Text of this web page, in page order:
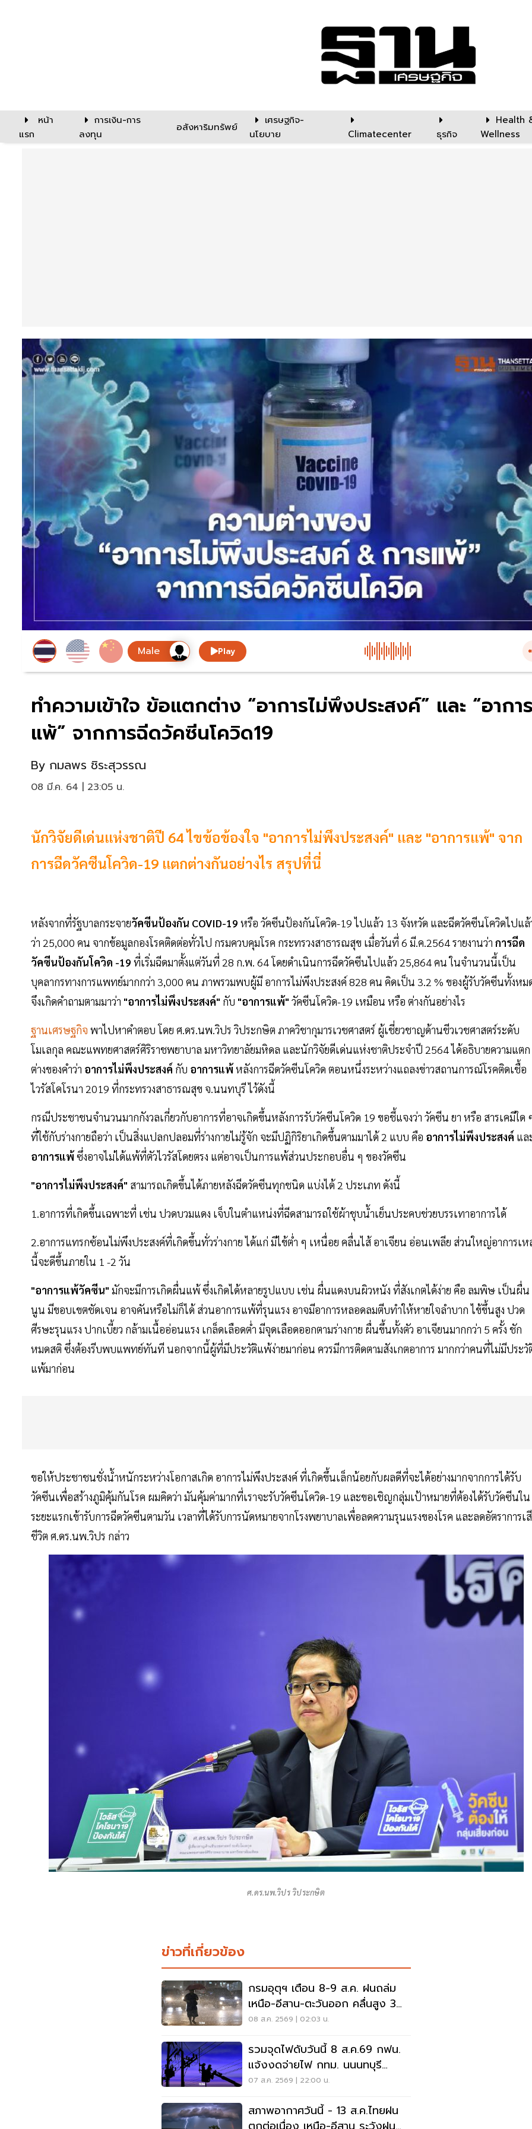
หน้า
แรก
การเงิน-การ
ลงทุน
อสังหาริมทรัพย์
เศรษฐกิจ-
นโยบาย
Climatecenter ธุรกิจ
Health
Wellness
Play
ทำความเข้าใจ ข้อแตกต่าง “อาการไม่พึงประสงค์” และ “อากา
แพ้” จากการฉีดวัคซีนโควิด19
By กมลพร ชิระสุวรรณ
08 มี.ค. 64 | 23:05 น.
นักวิจัยดีเด่นแห่งชาติปี 64 ไขข้อข้องใจ "อาการไม่พึงประสงค์" และ "อาการแพ้" จาก
การฉีดวัคซีนโควิด-19 แตกต่างกันอย่างไร สรุปที่นี่
หลังจากที่รัฐบาลกระจายวัคซีนป้องกัน COVID-19 หรือ วัคซีนป้องกันโควิด-19 ไปแล้ว 13 จังหวัด และฉีดวัคซีนโควิดไปแล้
ว่า 25,000 คน จากข้อมูลกองโรคติดต่อทั่วไป กรมควบคุมโรค กระทรวงสาธารณสุข เมื่อวันที่ 6 มี.ค.2564 รายงานว่า การฉีด
วัคซีนป้องกันโควิด -19 ที่เริ่มฉีดมาตั้งแต่วันที่ 28 ก.พ. 64 โดยดำเนินการฉีดวัคซีนไปแล้ว 25,864 คน ในจำนวนนี้เป็น
บุคลากรทางการแพทย์มากกว่า 3,000 คน ภาพรวมพบผู้มี อาการไม่พึงประสงค์ 828 คน คิดเป็น 3.2 % ของผู้รับวัคซีนทั้งหม
จึงเกิดคำถามตามมาว่า "อาการไม่พึงประสงค์" กับ "อาการแพ้" วัคซีนโควิด-19 เหมือน หรือ ต่างกันอย่างไร
ฐานเศรษฐกิจ พาไปหาคำตอบ โดย ศ.ดร.นพ.วิปร วิประกษิต ภาควิชากุมารเวชศาสตร์ ผู้เชี่ยวชาญด้านชีวเวชศาสตร์ระดับ
โมเลกุล คณะแพทยศาสตร์ศิริราชพยาบาล มหาวิทยาลัยมหิดล และนักวิจัยดีเด่นแห่งชาติประจำปี 2564 ได้อธิบายความแตก
ต่างของคำว่า อาการไม่พึงประสงค์ กับ อาการแพ้หลังการฉีดวัคซีนโควิด ตอนหนึ่งระหว่างแถลงข่าวสถานการณ์โรคติดเชื้อ
ไวรัสโคโรนา 2019 ที่กระทรวงสาธารณสุข จ.นนทบุรี ไว้ดังนี้
กรณีประชาชนจำนวนมากกังวลเกี่ยวกับอาการที่อาจเกิดขึ้นหลังการรับวัคซีนโควิด 19 ขอชี้แจงว่า วัคซีน ยา หรือ สารเคมีใด
ที่ใช้กับร่างกายถือว่า เป็นสิ่งแปลกปลอมที่ร่างกายไม่รู้จัก จะมีปฏิกิริยาเกิดขึ้นตามมาได้ 2 แบบ คือ อาการไม่พึงประสงค์ แล
อาการแพ้ซึ่งอาจไม่ได้แพ้ที่ตัวไวรัสโดยตรง แต่อาจเป็นการแพ้ส่วนประกอบอื่น ๆ ของวัคซีน
"อาการไม่พึงประสงค์" สามารถเกิดขึ้นได้ภายหลังฉีดวัคซีนทุกชนิด แบ่งได้ 2 ประเภท ดังนี้
1.อาการที่เกิดขึ้นเฉพาะที่ เช่น ปวดบวมแดง เจ็บในตำแหน่งที่ฉีดสามารถใช้ผ้าชุบน้ำเย็นประคบช่วยบรรเทาอาการได้
2.อาการแทรกซ้อนไม่พึงประสงค์ที่เกิดขึ้นทั่วร่างกาย ได้แก่ มีไข้ต่ำ ๆ เหนื่อย คลื่นไส้ อาเจียน อ่อนเพลีย ส่วนใหญ่อาการเห
นี้จะดีขึ้นภายใน 1 -2 วัน
"อาการแพ้วัคซีน" มักจะมีการเกิดผื่นแพ้ ซึ่งเกิดได้หลายรูปแบบ เช่น ผื่นแดงบนผิวหนัง ที่สังเกตได้ง่าย คือ ลมพิษ เป็นผื่น
นูน มีขอบเขตชัดเจน อาจคันหรือไม่ก็ได้ ส่วนอาการแพ้ที่รุนแรง อาจมีอาการหลอดลมตีบทำให้หายใจลำบาก ไข้ขึ้นสูง ปวด
ศีรษะรุนแรง ปากเบี้ยว กล้ามเนื้ออ่อนแรง เกล็ดเลือดต่ำ มีจุดเลือดออกตามร่างกาย ผื่นขึ้นทั้งตัว อาเจียนมากกว่า 5 ครั้ง ชัก
หมดสติ ซึ่งต้องรีบพบแพทย์ทันที นอกจากนี้ผู้ที่มีประวัติแพ้ง่ายมาก่อน ควรมีการติดตามสังเกตอาการ มากกว่าคนที่ไม่มีประวั
แพ้มาก่อน
ขอให้ประชาชนชั่งน้ำหนักระหว่างโอกาสเกิด อาการไม่พึงประสงค์ ที่เกิดขึ้นเล็กน้อยกับผลดีที่จะได้อย่างมากจากการได้รับ
วัคซีนเพื่อสร้างภูมิคุ้มกันโรค ผมคิดว่า มันคุ้มค่ามากที่เราจะรับวัคซีนโควิด-19 และขอเชิญกลุ่มเป้าหมายที่ต้องได้รับวัคซีนใน
ระยะแรกเข้ารับการฉีดวัคซีนตามวัน เวลาที่ได้รับการนัดหมายจากโรงพยาบาลเพื่อลดความรุนแรงของโรค และลดอัตราการเ
ชีวิต ศ.ดร.นพ.วิปร กล่าว
ศ.ดร.นพ.วิปร วิประกษิต
ข่าวที่เกี่ยวข้อง
กรมอุตุฯ เตือน 8-9 ส.ค. ฝนถล่ม
เหนือ-อีสาน-ตะวันออก คลื่นสูง 3
เมตร
08 ส.ค. 2569 | 02:03 น.
รวมจุดไฟดับวันนี้ 8 ส.ค.69 กฟน.
แจ้งงดจ่ายไฟ กทม. นนนทบุรี
สมุทรปราการ
07 ส.ค. 2569 | 22:00 น.
สภาพอากาศวันนี้ - 13 ส.ค.ไทยฝน